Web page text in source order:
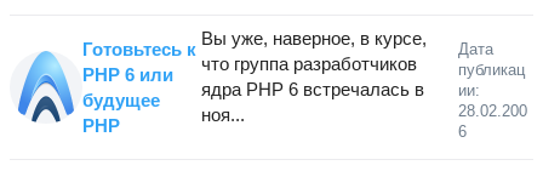
Готовьтесь к
PHP 6 или
будущее
PHP
Вы уже, наверное, в курсе,
что группа разработчиков
ядра PHP 6 встречалась в
ноя...
Дата
публикац
ии:
28.02.200
6